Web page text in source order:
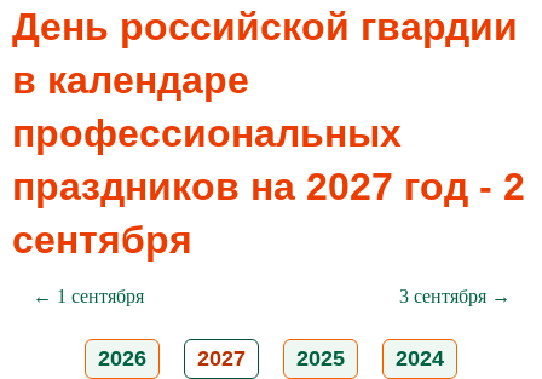
День российской гвардии
в календаре
профессиональных
праздников на 2027 год - 2
сентября
← 1 сентября 3 сентября →
2026 2027 2025 2024